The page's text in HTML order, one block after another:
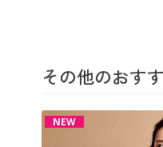
その他のおす
NEW